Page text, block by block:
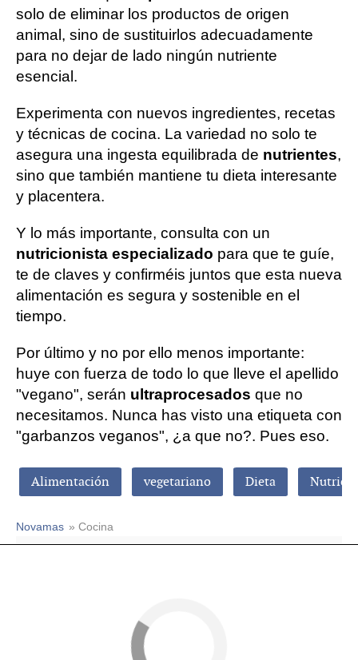
solo de eliminar los productos de origen
animal, sino de sustituirlos adecuadamente
para no dejar de lado ningún nutriente
esencial.
Experimenta con nuevos ingredientes, recetas
y técnicas de cocina. La variedad no solo te
asegura una ingesta equilibrada de nutrientes,
sino que también mantiene tu dieta interesante
y placentera.
Y lo más importante, consulta con un
nutricionista especializado para que te guíe,
te de claves y confirméis juntos que esta nueva
alimentación es segura y sostenible en el
tiempo.
Por último y no por ello menos importante:
huye con fuerza de todo lo que lleve el apellido
"vegano", serán ultraprocesados que no
necesitamos. Nunca has visto una etiqueta con
"garbanzos veganos", ¿a que no?. Pues eso.
Alimentación vegetariano Dieta
Novamas » Cocina